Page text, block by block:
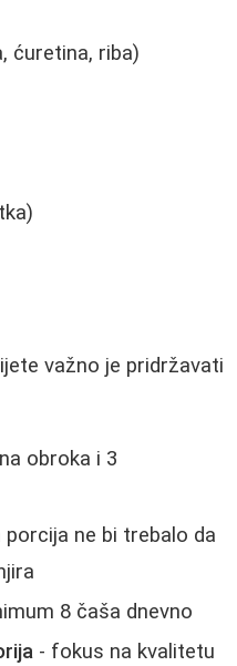
ćuretina, riba)
važno je pridržavati
obroka i 3
porcija ne bi trebalo da
8 čaša dnevno
- fokus na kvalitetu